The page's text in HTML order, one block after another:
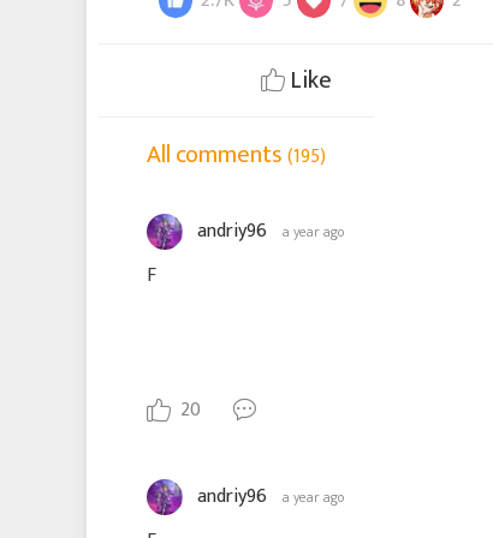
Like
All comments(195)
andriy96 a year ago
F
20
andriy96 a year ago